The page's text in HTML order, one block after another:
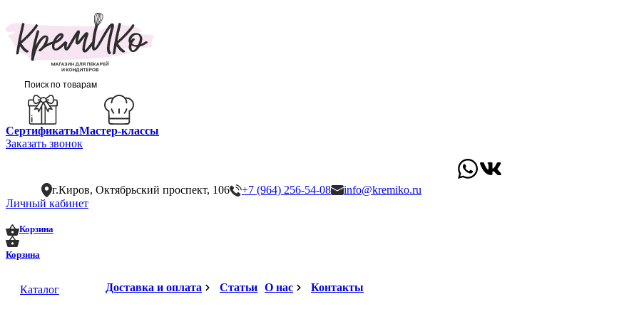
СертификатыМастер-классы
Заказать звонок
г.Киров, Октябрьский проспект, 106 +7 (964) 256-54-08
info@kremiko.ru
Личный кабинет
Корзина
Корзина
Каталог Доставка и оплата Статьи О нас Контакты